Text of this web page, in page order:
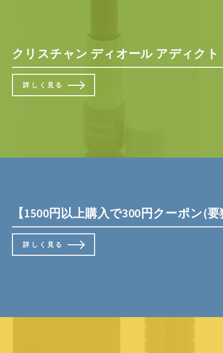
クリスチャン ディオール アディクト
詳しく見る
【1500円以上購入で300円クーポン(
詳しく見る